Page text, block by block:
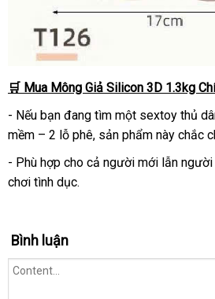
🛒 Mua Mông Giả Silicon 3D 1.3kg
- Nếu bạn đang tìm một sextoy thủ
mềm – 2 lỗ phê, sản phẩm này chắc
- Phù hợp cho cả người mới lẫn
chơi tình dục.
Bình luận